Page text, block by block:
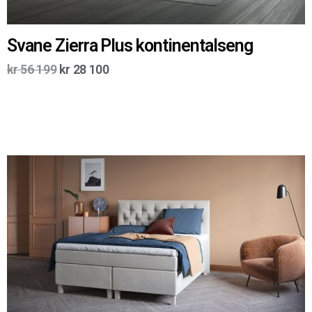
Svane Zierra Plus kontinentalseng
kr56 199 kr 28 100